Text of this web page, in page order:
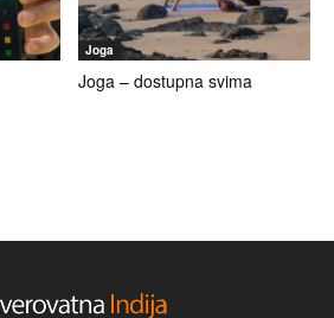
Joga
Joga – dostupna svima